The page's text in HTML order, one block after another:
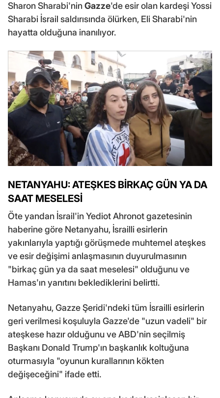
Sharon Sharabi'ninGazze'de esir olan kardeşi Yossi
Sharabi İsrail saldırısında ölürken, Eli Sharabi'nin
hayatta olduğuna inanılıyor.
NETANYAHU: ATEŞKES BİRKAÇ GÜN YA DA
SAAT MESELESİ
Öte yandan İsrail'in Yediot Ahronot gazetesinin
haberine göre Netanyahu, İsrailli esirlerin
yakınlarıyla yaptığı görüşmede muhtemel ateşkes
ve esir değişimi anlaşmasının duyurulmasının
"birkaç gün ya da saat meselesi" olduğunu ve
Hamas'ın yanıtını beklediklerini belirtti.
Netanyahu, Gazze Şeridi'ndeki tüm İsrailli esirlerin
geri verilmesi koşuluyla Gazze'de "uzun vadeli" bir
ateşkese hazır olduğunu ve ABD'nin seçilmiş
Başkanı Donald Trump'ın başkanlık koltuğuna
oturmasıyla "oyunun kurallarının kökten
değişeceğini" ifade etti.